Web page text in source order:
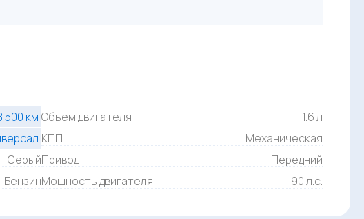
500 км
Серый
Бензин
Объем двигателя
1.6 л
КПП
Механическая
Привод
Передний
Мощность двигателя
90 л.с.